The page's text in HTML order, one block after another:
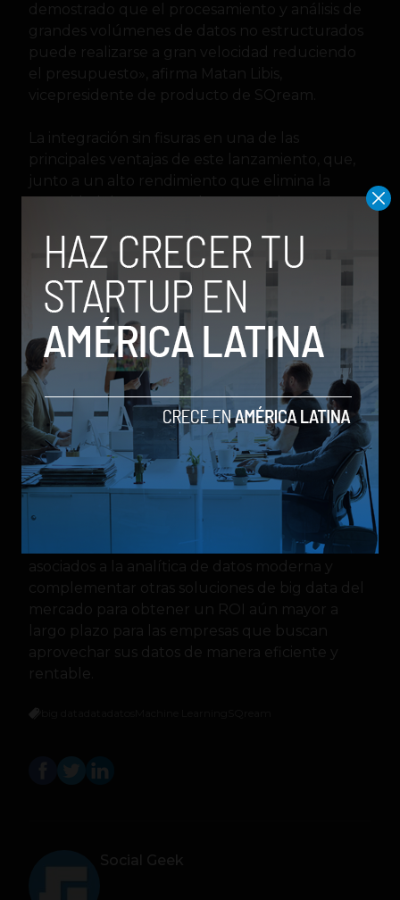
demostrado que el procesamiento y análisis de
grandes volúmenes de datos no estructurados
puede realizarse a gran velocidad reduciendo
el presupuesto», afirma Matan Libis,
vicepresidente de producto de SQream.
La integración sin fisuras en una de las
principales ventajas de este lanzamiento, que,
junto a un alto rendimiento que elimina la
La solución está validada en el mercado como
una de las más innovadoras de analítica en la
nube y a partir de ahora se encuentra
disponible enAWSy GCP Marketplace como
solución SaaS nativa. «Ahora los usuarios
empresariales pueden aprovechar las ventajas
de la plataforma de almacén de datos de
Snowflake y complementarlas con la fuerza del
procesamiento en la GPU gracias al
lanzamiento del conector nativo Snowflake»,
añade Libis.
Esto pone de relieve cómo SQream Blue puede
hacer frente a los retos de coste-rendimiento
asociados a la analítica de datos moderna y
complementar otras soluciones de big data del
mercado para obtener un ROI aún mayor a
largo plazo para las empresas que buscan
aprovechar sus datos de manera eficiente y
rentable.
Social Geek